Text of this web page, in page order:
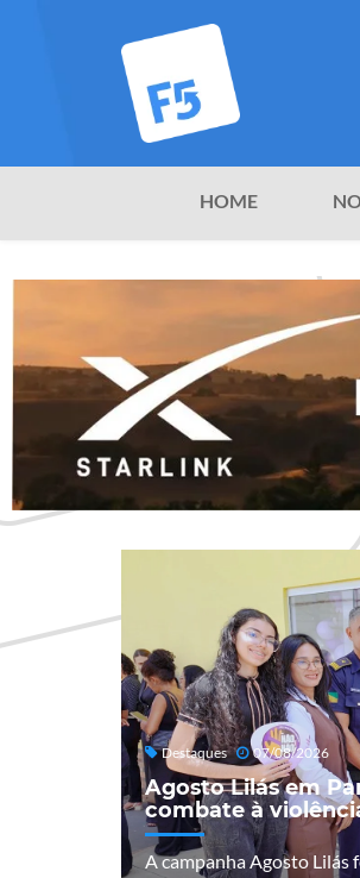
HOME
Destaques 07/08/2026
Agosto Lilás em
combate à
A campanha Agosto Lilás